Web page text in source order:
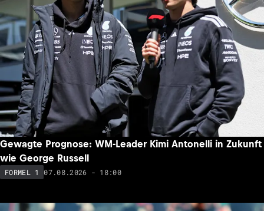
Gewagte Prognose: WM-Leader Kimi Antonelli in Zukunft
wie George Russell
FORMEL 1 07.08.2026 - 18:00